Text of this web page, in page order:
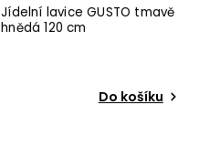
Jídelní lavice GUSTO tmavě
hnědá 120 cm
Do košíku